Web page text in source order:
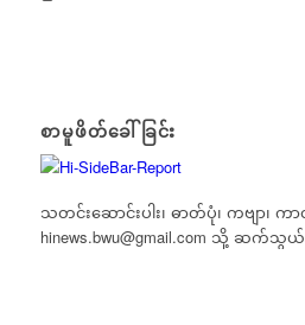
စာမူဖိတ်ခေါ်ခြင်း
သတင်းဆောင်းပါး၊ ဓာတ်ပုံ၊ ကဗျာ၊ က
hinews.bwu@gmail.com သို့ ဆက်သွယ်နို